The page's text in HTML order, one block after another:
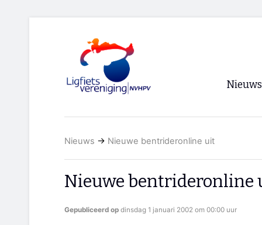
Nieuws
Nieuws → Nieuwe bentrideronline uit
Nieuwe bentrideronline
Gepubliceerd op dinsdag 1 januari 2002 om 00:00 uur